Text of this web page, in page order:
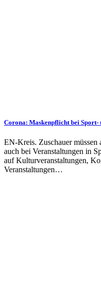
Corona: Maskenpflicht bei
EN-Kreis. Zuschauer
auch bei Veranstaltungen in
auf Kulturveranstaltungen,
Veranstaltungen…